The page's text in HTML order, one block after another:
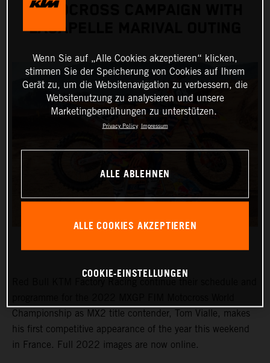
MOTOCROSS CAMPAIGN WITH
LACAPELLE MARIVAL OUTING
Championship as MX2 title contender, Tom Vialle, makes
his first competitive appearance of the year this weekend
in France. Full 2022 images are now online.
Wenn Sie auf „Alle Cookies akzeptieren“ klicken,
stimmen Sie der Speicherung von Cookies auf Ihrem
Gerät zu, um die Websitenavigation zu verbessern, die
Websitenutzung zu analysieren und unsere
Marketingbemühungen zu unterstützen.
Privacy Policy Impressum
ALLE ABLEHNEN
ALLE COOKIES AKZEPTIEREN
COOKIE-EINSTELLUNGEN